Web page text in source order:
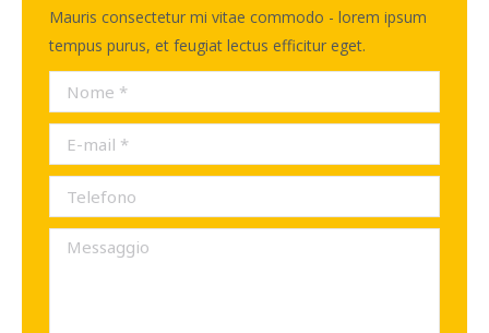
Mauris consectetur mi vitae commodo - lorem ipsum
tempus purus, et feugiat lectus efficitur eget.
Nome *
E-mail *
Telefono
Messaggio